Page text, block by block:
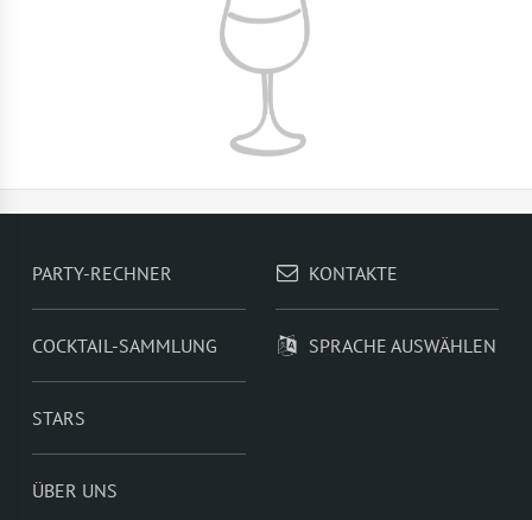
PARTY-RECHNER
COCKTAIL-SAMMLUNG
STARS
ÜBER UNS
KONTAKTE
SPRACHE AUSWÄHLEN